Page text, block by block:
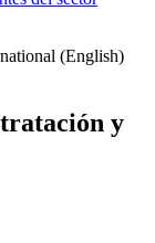
(English)
y